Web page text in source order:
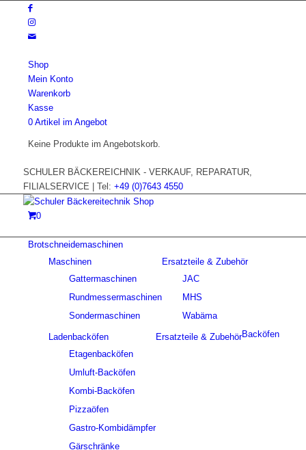
Shop
Mein Konto
Warenkorb
Kasse
0 Artikel im Angebot
Keine Produkte im Angebotskorb.
SCHULER BÄCKEREICHNIK - VERKAUF, REPARATUR,
FILIALSERVICE | Tel: +49 (0)7643 4550
0
Brotschneidemaschinen
Maschinen
Gattermaschinen
Rundmessermaschinen
Sondermaschinen
Ersatzteile & Zubehör
JAC
MHS
Wabäma
Backöfen
Ladenbacköfen
Etagenbacköfen
Umluft-Backöfen
Kombi-Backöfen
Pizzaöfen
Gastro-Kombidämpfer
Gärschränke
Ersatzteile & Zubehör